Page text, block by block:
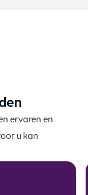
ervaren en
u kan